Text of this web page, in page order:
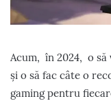
Acum, în 2024, o
și o să fac câte o
gaming pentru